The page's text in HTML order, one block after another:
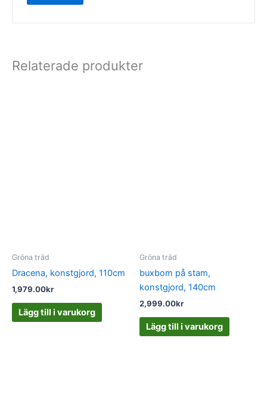
Relaterade produkter
Gröna träd
Dracena, konstgjord, 110cm
1,979.00kr
Lägg till i varukorg
Gröna träd
buxbom på stam,
konstgjord, 140cm
2,999.00kr
Lägg till i varukorg